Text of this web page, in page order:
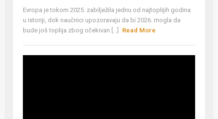
Evropa je tokom 2025. zabilježila jednu od najtoplijih godina
u istoriji, dok naučnici upozoravaju da bi 2026. mogla da
bude još toplija zbog očekivan [...]
Read More